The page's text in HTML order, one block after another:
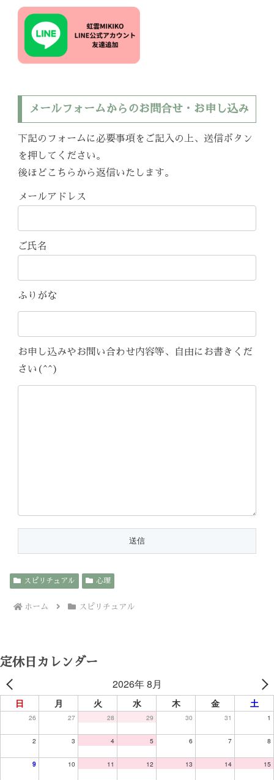
メールフォームからのお問合せ・お申し込み
下記のフォームに必要事項をご記入の上、送信ボタン
を押してください。
後ほどこちらから返信いたします。
メールアドレス
ご氏名
ふりがな
お申し込みやお問い合わせ内容等、自由にお書きくだ
さい(^^)
スピリチュアル 心理
ホーム スピリチュアル
定休日カレンダー
2026年 8月
日 月 火 水 木 金 土
26 27 28 29 30 31 1
2 3 4 5 6 7 8
9 10 11 12 13 14 15